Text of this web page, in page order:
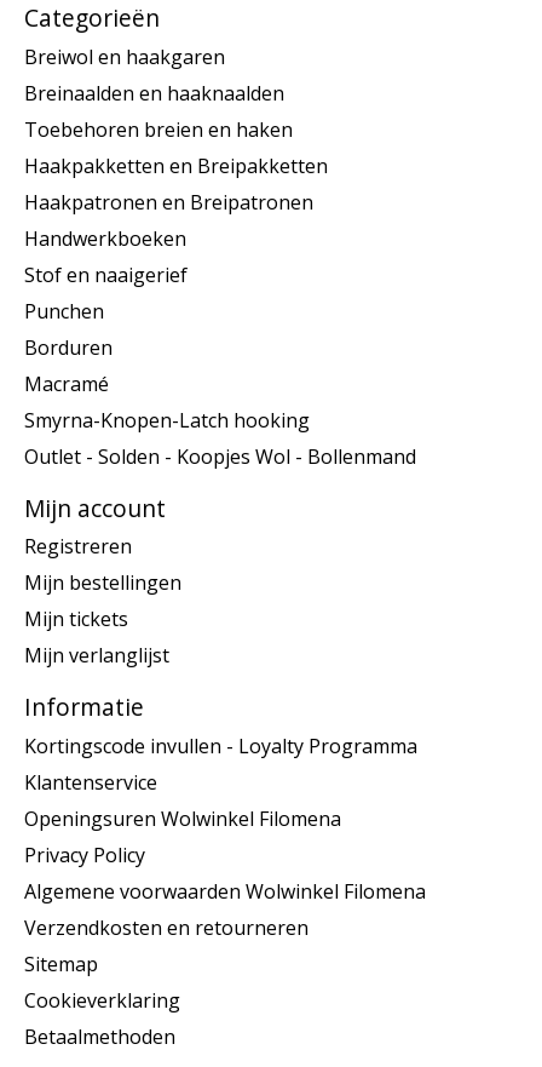
Categorieën
Breiwol en haakgaren
Breinaalden en haaknaalden
Toebehoren breien en haken
Haakpakketten en Breipakketten
Haakpatronen en Breipatronen
Handwerkboeken
Stof en naaigerief
Punchen
Borduren
Macramé
Smyrna-Knopen-Latch hooking
Outlet - Solden - Koopjes Wol - Bollenmand
Mijn account
Registreren
Mijn bestellingen
Mijn tickets
Mijn verlanglijst
Informatie
Kortingscode invullen - Loyalty Programma
Klantenservice
Openingsuren Wolwinkel Filomena
Privacy Policy
Algemene voorwaarden Wolwinkel Filomena
Verzendkosten en retourneren
Sitemap
Cookieverklaring
Betaalmethoden